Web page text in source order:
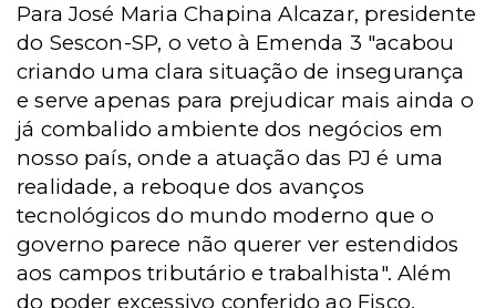
Para José Maria Chapina Alcazar, presidente
do Sescon-SP, o veto à Emenda 3 "acabou
criando uma clara situação de insegurança
e serve apenas para prejudicar mais ainda o
já combalido ambiente dos negócios em
nosso país, onde a atuação das PJ é uma
realidade, a reboque dos avanços
tecnológicos do mundo moderno que o
governo parece não querer ver estendidos
aos campos tributário e trabalhista". Além
do poder excessivo conferido ao Fisco,